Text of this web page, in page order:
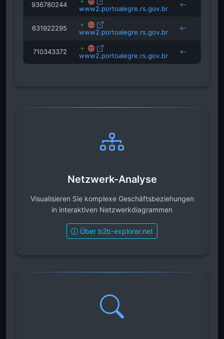
936780244 www2.portoalegre.rs.gov.br
631922295 www2.portoalegre.rs.gov.br
710343372 www2.portoalegre.rs.gov.br
Netzwerk-Analyse
Visualisieren Sie komplexe Geschäftsbeziehungen
in interaktiven Netzwerkdiagrammen
Über b2b-explorer.net